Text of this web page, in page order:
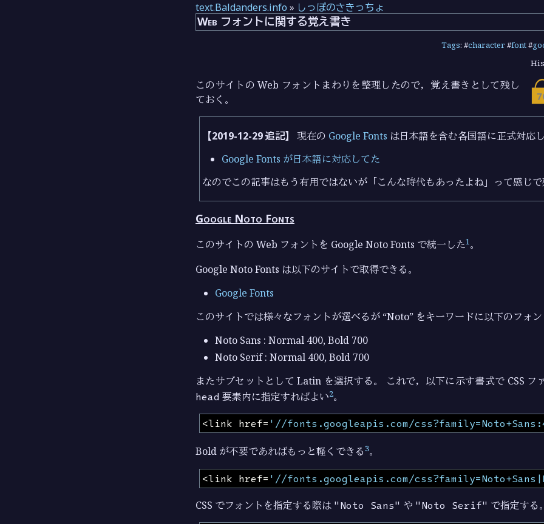
text.Baldanders.info » しっぽのさきっちょ
Web フォントに関する覚え書き
Tags: #character#font#
このサイトの Web フォントまわりを整理したので，覚え書きとして残し
ておく。
【2019-12-29 追記】 現在の Google Fonts は日本語を含む各国語に正式対応し
Google Fonts が日本語に対応してた
なのでこの記事はもう有用ではないが「こんな時代もあったよね」って感じで
Google Noto Fonts
このサイトの Web フォントを Google Noto Fonts で統一した1。
Google Noto Fonts は以下のサイトで取得できる。
Google Fonts
このサイトでは様々なフォントが選べるが “Noto” をキーワードに以下のフォン
Noto Sans : Normal 400, Bold 700
Noto Serif : Normal 400, Bold 700
またサブセットとして Latin を選択する。 これで，以下に示す書式で CSS フ
head 要素内に指定すればよい2。
<link href= '//fonts.googleapis.com/
Bold が不要であればもっと軽くできる3。
<link href= '//fonts.googleapis.com/
CSS でフォントを指定する際は "Noto Sans" や "Noto Serif" で指定する。